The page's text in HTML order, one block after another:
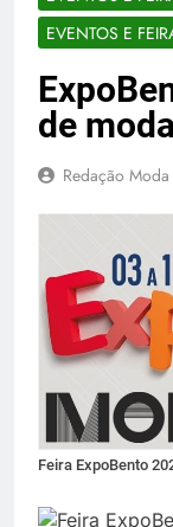
EVENTOS E
de
Redação Moda
Feira ExpoBento